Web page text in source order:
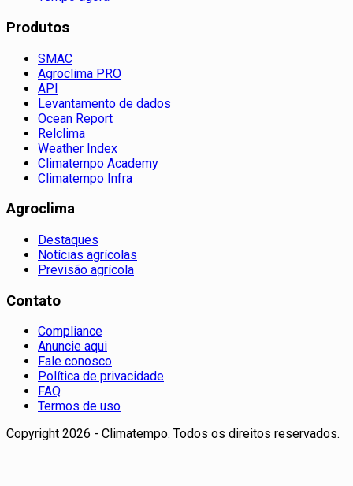
Produtos
SMAC
Agroclima PRO
API
Levantamento de dados
Ocean Report
Relclima
Weather Index
Climatempo Academy
Climatempo Infra
Agroclima
Destaques
Notícias agrícolas
Previsão agrícola
Contato
Compliance
Anuncie aqui
Fale conosco
Política de privacidade
FAQ
Termos de uso
Copyright 2026 - Climatempo. Todos os direitos reservados.